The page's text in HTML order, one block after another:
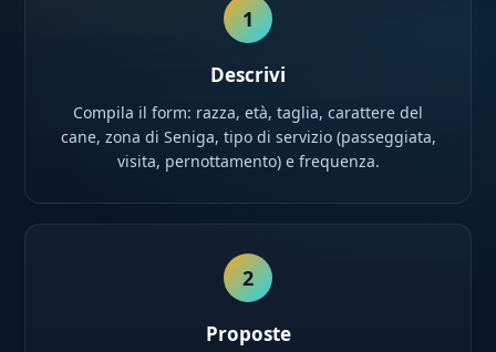
1
Descrivi
Compila il form: razza, età, taglia, carattere del
cane, zona di Seniga, tipo di servizio (passeggiata,
visita, pernottamento) e frequenza.
2
Proposte